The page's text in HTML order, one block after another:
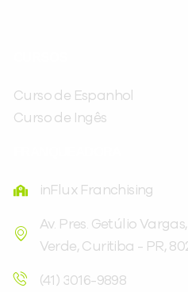
Curso de Espanhol
Curso de Ingês
inFlux Franchising
Av. Pres. Getúlio
Verde, Curitiba - PR,
(41) 3016-9898
Você é aluno inFlux?